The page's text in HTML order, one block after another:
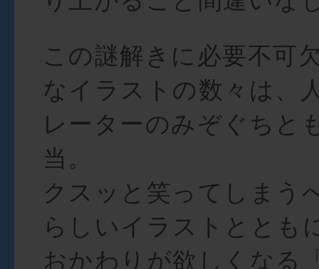
この謎解きに必要不可
なイラストの数々は、
レーターのみぞぐちと
当。
クスッと笑ってしまう
らしいイラストととも
おかわりが欲しくなる